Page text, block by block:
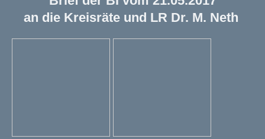
an die Kreisräte und LR Dr. M. Neth